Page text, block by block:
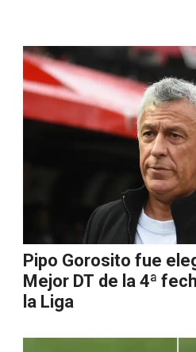
Pipo Gorosito fue
Mejor DT de la 4ª
la Liga